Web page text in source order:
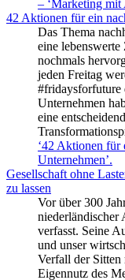
– ‘Marketing mit
42 Aktionen für ein
Das Thema
eine
nochmals
jeden Freitag
#fridaysforfuture
Unternehmen
eine
‘42 Aktionen für
Unternehmen’.
Gesellschaft ohne
zu lassen
Vor über 300
niederländischer
verfasst. Seine
und unser
Verfall der
Eigennutz des